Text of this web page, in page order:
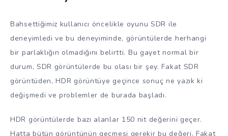
Bahsettiğimiz kullanıcı öncelikle oyunu SDR ile
deneyimledi ve bu deneyiminde, görüntülerde herhangi
bir parlaklığın olmadığını belirtti. Bu gayet normal bir
durum, SDR görüntülerde bu olası bir şey. Fakat SDR
görüntüden, HDR görüntüye geçince sonuç ne yazık ki
değişmedi ve problemler de burada başladı.
HDR görüntülerde bazı alanlar 150 nit değerini geçer.
Hatta bütün görüntünün geçmesi gerekir bu değeri. Fakat